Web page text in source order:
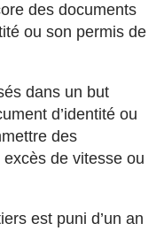
des documents
ou son permis de
dans un but
d’identité ou
des
de vitesse ou
est puni d’un an